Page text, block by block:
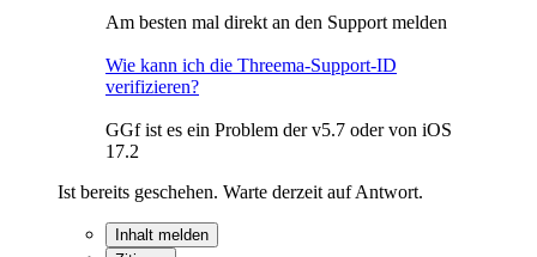
Am besten mal direkt an den Support melden
Wie kann ich die Threema-Support-ID
verifizieren?
GGf ist es ein Problem der v5.7 oder von iOS
17.2
Ist bereits geschehen. Warte derzeit auf Antwort.
Inhalt melden